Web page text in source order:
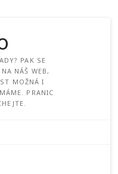
PAK SE
NÁŠ WEB,
MOŽNÁ I
PRANIC